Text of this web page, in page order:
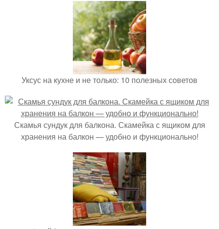
Уксус на кухне и не только: 10 полезных советов
Скамья сундук для балкона. Скамейка с ящиком для
хранения на балкон — удобно и функционально!